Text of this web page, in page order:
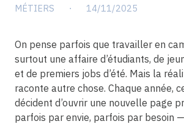
MÉTIERS ⋅ 14/11/2025
On pense parfois que travailler en
surtout une affaire d’étudiants, de
et de premiers jobs d’été. Mais la
raconte autre chose. Chaque année,
décident d’ouvrir une nouvelle page
parfois par envie, parfois par besoin